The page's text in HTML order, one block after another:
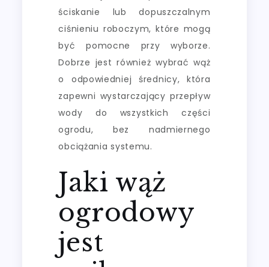
ściskanie lub dopuszczalnym
ciśnieniu roboczym, które mogą
być pomocne przy wyborze.
Dobrze jest również wybrać wąż
o odpowiedniej średnicy, która
zapewni wystarczający przepływ
wody do wszystkich części
ogrodu, bez nadmiernego
obciążania systemu.
Jaki wąż
ogrodowy
jest